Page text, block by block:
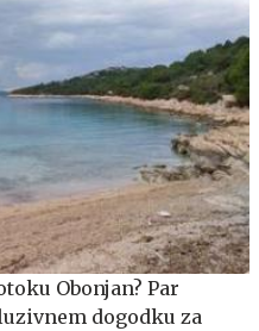
Obonjan? Par
dogodku za